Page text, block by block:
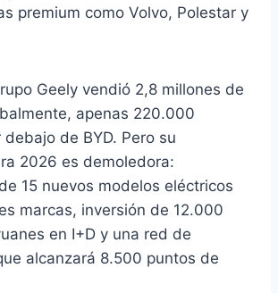
premium como Volvo, Polestar y
Geely vendió 2,8 millones de
apenas 220.000
de BYD. Pero su
2026 es demoledora:
15 nuevos modelos eléctricos
marcas, inversión de 12.000
en I+D y una red de
alcanzará 8.500 puntos de